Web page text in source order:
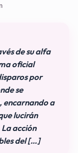
de su alfa
oficial
por
se
encarnando a
lucirán
acción
del […]